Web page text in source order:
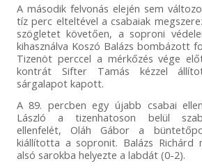
A második felvonás elején sem
tíz perc elteltével a csabaiak
szögletet követően, a soproni
kihasználva Koszó Balázs bombázott
Tizenöt perccel a mérkőzés vége
kontrát Sifter Tamás kézzel
sárgalapot kapott.
A 89. percben egy újabb csabai
László a tizenhatoson belül
ellenfelét, Oláh Gábor a
kiállította a sopronit. Balázs Richárd
alsó sarokba helyezte a labdát (0-2).